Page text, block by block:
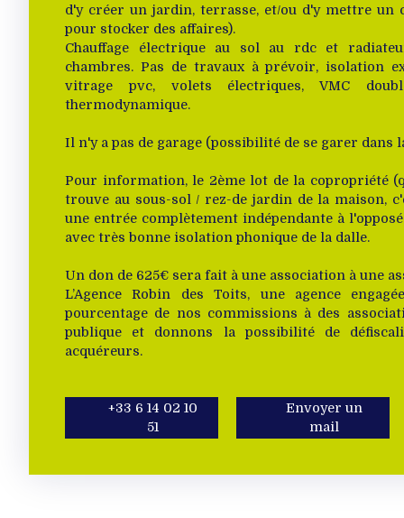
d'y créer un jardin, terrasse, et/ou d'y mettre
pour stocker des affaires).
Chauffage électrique au sol au rdc et
chambres. Pas de travaux à prévoir, isolation
vitrage pvc, volets électriques, VMC
thermodynamique.
Il n'y a pas de garage (possibilité de se garer dans
Pour information, le 2ème lot de la copropriété
trouve au sous-sol / rez-de jardin de la maison,
une entrée complètement indépendante à
avec très bonne isolation phonique de la dalle.
Un don de 625€ sera fait à une association à une
L’Agence Robin des Toits, une agence
pourcentage de nos commissions à des
publique et donnons la possibilité de
acquéreurs.
+33 6 14 02 10
51
Envoyer un
mail